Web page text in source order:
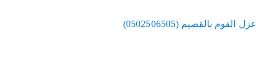
عزل الفوم بالقصيم (0502506505)